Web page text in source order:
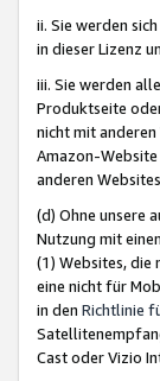
ii. Sie werden
in dieser Lizenz
iii. Sie werden
Produktseite
nicht mit
Amazon-
anderen
(d) Ohne unsere
Nutzung mit
(1) Websites, die
eine nicht für
in den Richtlinie
Cast oder Vizio